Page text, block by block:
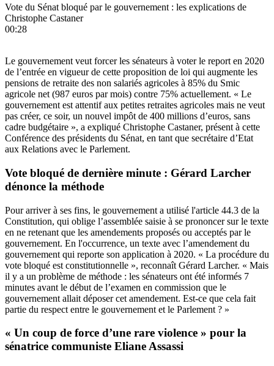
Vote du Sénat bloqué par le gouvernement : les explications de
Christophe Castaner
00:28
Le gouvernement veut forcer les sénateurs à voter le report en 2020
de l’entrée en vigueur de cette proposition de loi qui augmente les
pensions de retraite des non salariés agricoles à 85% du Smic
agricole net (987 euros par mois) contre 75% actuellement. « Le
gouvernement est attentif aux petites retraites agricoles mais ne veut
pas créer, ce soir, un nouvel impôt de 400 millions d’euros, sans
cadre budgétaire », a expliqué Christophe Castaner, présent à cette
Conférence des présidents du Sénat, en tant que secrétaire d’Etat
aux Relations avec le Parlement.
Vote bloqué de dernière minute : Gérard Larcher
dénonce la méthode
Pour arriver à ses fins, le gouvernement a utilisé l'article 44.3 de la
Constitution, qui oblige l’assemblée saisie à se prononcer sur le texte
en ne retenant que les amendements proposés ou acceptés par le
gouvernement. En l'occurrence, un texte avec l’amendement du
gouvernement qui reporte son application à 2020. « La procédure du
vote bloqué est constitutionnelle », reconnaît Gérard Larcher. « Mais
il y a un problème de méthode : les sénateurs ont été informés 7
minutes avant le début de l’examen en commission que le
gouvernement allait déposer cet amendement. Est-ce que cela fait
partie du respect entre le gouvernement et le Parlement ? »
« Un coup de force d’une rare violence » pour la
sénatrice communiste Eliane Assassi